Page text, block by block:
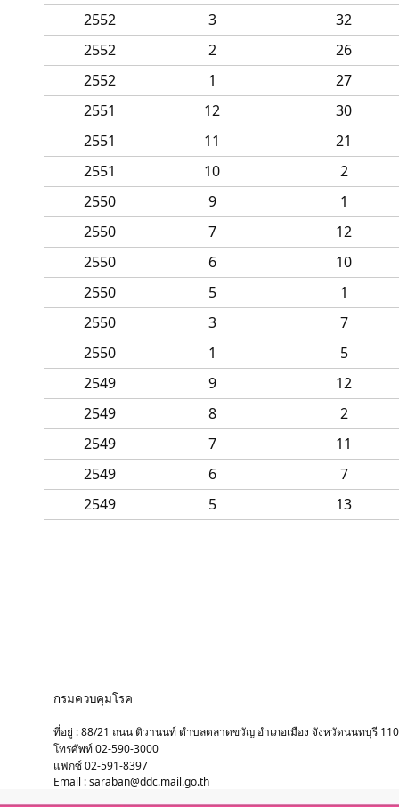
2552
3
32
2552
2
26
2552
1
27
2551
12
30
2551
11
21
2551
10
2
2550
9
1
2550
7
12
2550
6
10
2550
5
1
2550
3
7
2550
1
5
2549
9
12
2549
8
2
2549
7
11
2549
6
7
2549
5 13
กรมควบคุมโรค
ที่อยู่ : 88/21 ถนน ติวานนท์ ตำบลตลาดขวัญ อำเภอเมือง จังหวัดนนทบุรี
โทรศัพท์ 02-590-3000
แฟกซ์ 02-591-8397
Email : saraban@ddc.mail.go.th